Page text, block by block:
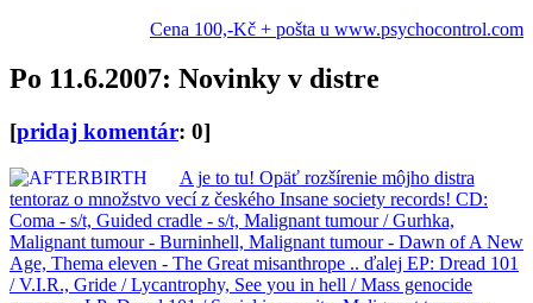
Cena 100,-Kč + pošta u www.psychocontrol.com
Po 11.6.2007: Novinky v distre
[pridaj komentár: 0]
A je to tu! Opäť rozšírenie môjho distra
tentoraz o množstvo vecí z českého Insane society records! CD:
Coma - s/t, Guided cradle - s/t, Malignant tumour / Gurhka,
Malignant tumour - Burninhell, Malignant tumour - Dawn of A New
Age, Thema eleven - The Great misanthrope .. ďalej EP: Dread 101
/ V.I.R., Gride / Lycantrophy, See you in hell / Mass genocide